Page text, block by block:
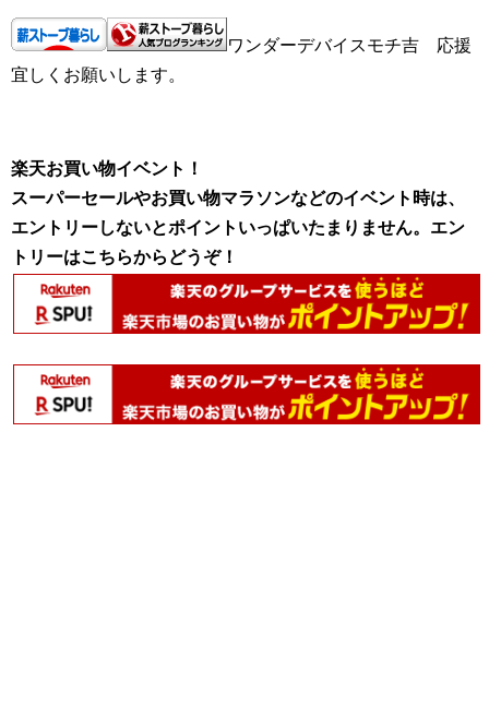
ワンダーデバイスモチ吉 応援
宜しくお願いします。
楽天お買い物イベント！
スーパーセールやお買い物マラソンなどのイベント時は、
エントリーしないとポイントいっぱいたまりません。エン
トリーはこちらからどうぞ！